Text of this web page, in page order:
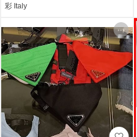
彩 Italy